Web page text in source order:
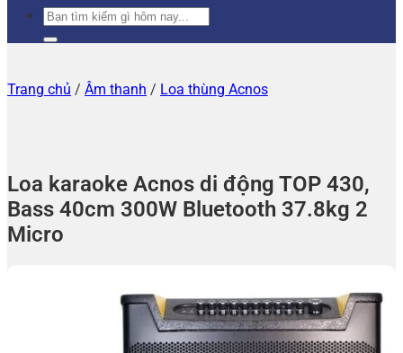
Tìm
kiếm:
Trang chủ / Âm thanh / Loa thùng Acnos
Loa karaoke Acnos di động TOP 430,
Bass 40cm 300W Bluetooth 37.8kg 2
Micro